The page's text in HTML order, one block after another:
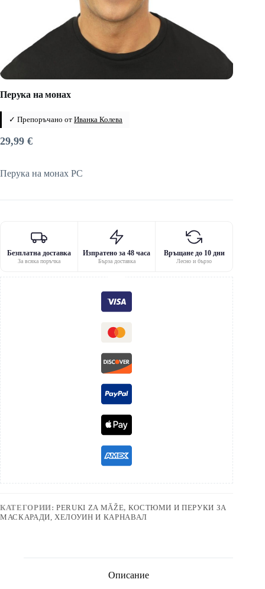
Перука на монах
✓ Препоръчано от Иванка Колева
29,99 €
Перука на монах PC
Безплатна доставка
За всяка поръчка
Изпратено за 48 часа
Бърза доставка
Връщане до 10 дни
Лесно и бързо
КАТЕГОРИИ:PERUKI ZA MǍŽE, КОСТЮМИ И ПЕРУКИ ЗА
МАСКАРАДИ, ХЕЛОУИН И КАРНАВАЛ
Описание